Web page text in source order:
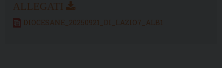
DIOCESANE_20250921_DI_LAZIO7_ALB1